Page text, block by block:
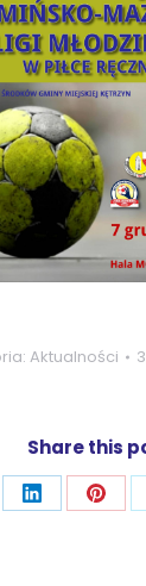
Aktualności
Share this
Udostępnij